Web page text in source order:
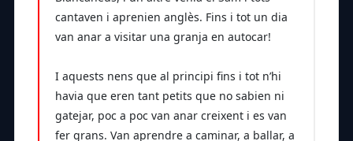
cantaven i aprenien anglès. Fins i tot un dia
van anar a visitar una granja en autocar!
I aquests nens que al principi fins i tot n’hi
havia que eren tant petits que no sabien ni
gatejar, poc a poc van anar creixent i es van
fer grans. Van aprendre a caminar, a ballar, a